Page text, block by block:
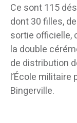
Ce sont 115
dont 30 filles,
sortie officielle,
la double
de distribution
l’École
Bingerville.